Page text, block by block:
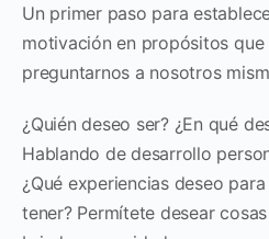
Un primer paso para
motivación en propósitos que
preguntarnos a nosotros
¿Quién deseo ser? ¿En qué
Hablando de desarrollo
¿Qué experiencias deseo
tener? Permítete desear